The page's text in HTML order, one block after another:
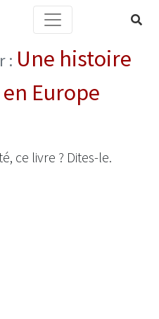
: Une histoire
Europe
ce livre ? Dites-le.